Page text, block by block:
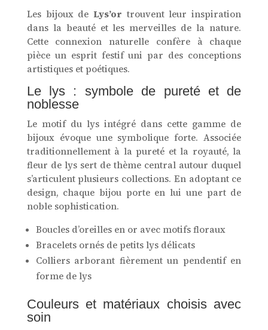
Les bijoux de Lys’or trouvent leur inspiration
dans la beauté et les merveilles de la nature.
Cette connexion naturelle confère à chaque
pièce un esprit festif uni par des conceptions
artistiques et poétiques.
Le lys : symbole de pureté et de
noblesse
Le motif du lys intégré dans cette gamme de
bijoux évoque une symbolique forte. Associée
traditionnellement à la pureté et la royauté, la
fleur de lys sert de thème central autour duquel
s’articulent plusieurs collections. En adoptant ce
design, chaque bijou porte en lui une part de
noble sophistication.
Boucles d’oreilles en or avec motifs floraux
Bracelets ornés de petits lys délicats
Colliers arborant fièrement un pendentif en
forme de lys
Couleurs et matériaux choisis avec
soin